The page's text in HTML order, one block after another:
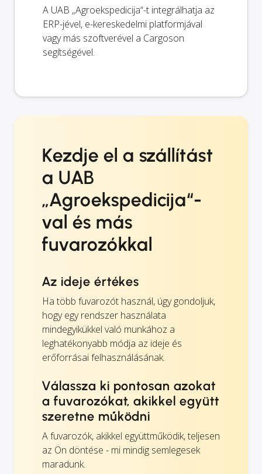
A UAB „Agroekspedicija“-t integrálhatja az
ERP-jével, e-kereskedelmi platformjával
vagy más szoftverével a Cargoson
segítségével.
Kezdje el a szállítást
a UAB
„Agroekspedicija“-
val és más
fuvarozókkal
Az ideje értékes
Ha több fuvarozót használ, úgy gondoljuk,
hogy egy rendszer használata
mindegyikükkel való munkához a
leghatékonyabb módja az ideje és
erőforrásai felhasználásának.
Válassza ki pontosan azokat
a fuvarozókat, akikkel együtt
szeretne működni
A fuvarozók, akikkel együttműködik, teljesen
az Ön döntése - mi mindig semlegesek
maradunk.